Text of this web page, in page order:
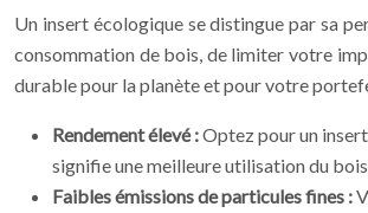
Un insert écologique se distingue par sa
consommation de bois, de limiter votre
durable pour la planète et pour votre
Rendement élevé :Optez pour un
signifie une meilleure utilisation du
Faibles émissions de particules fines :